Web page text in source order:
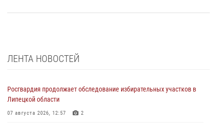
ЛЕНТА НОВОСТЕЙ
Росгвардия продолжает обследование избирательных участков в
Липецкой области
07 августа 2026, 12:57 2